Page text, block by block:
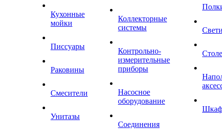
Кухонные
мойки
Писсуары
Раковины
Смесители
Унитазы
Коллекторные
системы
Контрольно-
измерительные
приборы
Насосное
оборудование
Соединения